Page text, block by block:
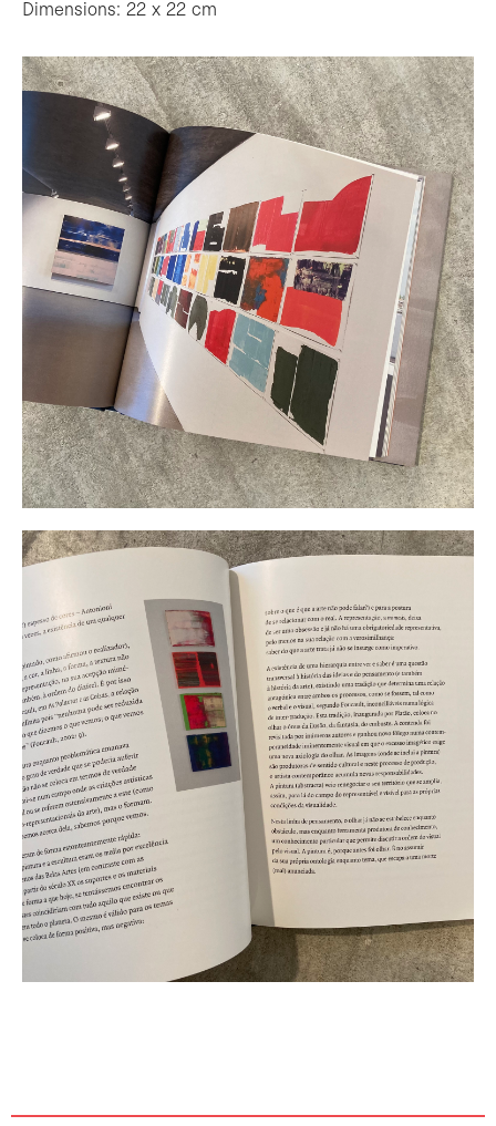
Dimensions: 22 x 22 cm